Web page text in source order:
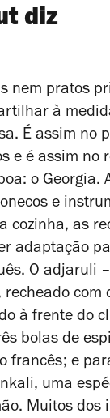
diz
nem pratos
à
É assim no
e é assim no
o Georgia.
e
cozinha, as
adaptação
O adjaruli
recheado com
à frente do
bolas de
francês; e
uma
Muitos dos